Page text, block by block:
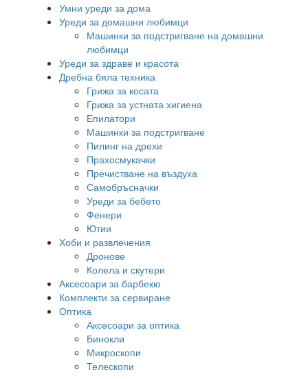
Умни уреди за дома
Уреди за домашни любимци
Машинки за подстригване на домашни
любимци
Уреди за здраве и красота
Дребна бяла техника
Грижа за косата
Грижа за устната хигиена
Епилатори
Машинки за подстригване
Пилинг на дрехи
Прахосмукачки
Пречистване на въздуха
Самобръсначки
Уреди за бебето
Фенери
Ютии
Хоби и развлечения
Дронове
Колела и скутери
Аксесоари за барбекю
Комплекти за сервиране
Оптика
Аксесоари за оптика
Бинокли
Микроскопи
Телескопи